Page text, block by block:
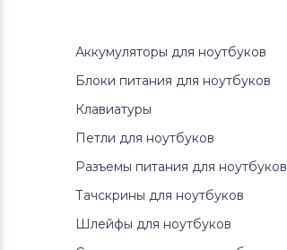
Аккумуляторы для ноутбуков
Блоки питания для ноутбуков
Клавиатуры
Петли для ноутбуков
Разъемы питания для ноутбуков
Тачскрины для ноутбуков
Шлейфы для ноутбуков